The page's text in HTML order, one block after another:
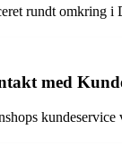
rundt omkring i
med